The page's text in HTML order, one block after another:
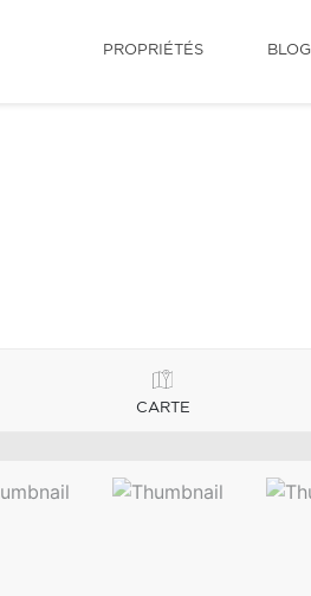
PROPRIÉTÉS
CARTE